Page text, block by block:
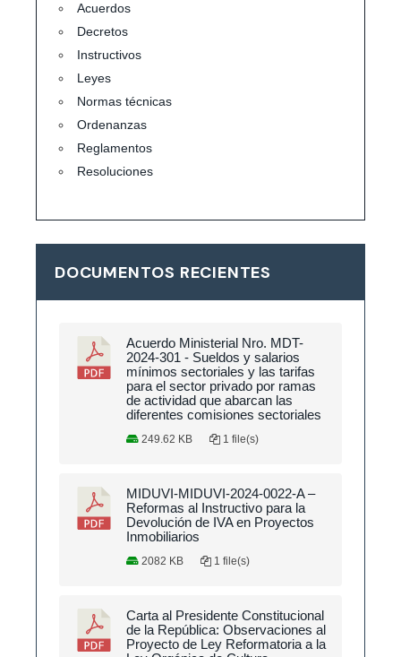
Acuerdos
Decretos
Instructivos
Leyes
Normas técnicas
Ordenanzas
Reglamentos
Resoluciones
DOCUMENTOS RECIENTES
Acuerdo Ministerial Nro. MDT-
2024-301 - Sueldos y salarios
mínimos sectoriales y las tarifas
para el sector privado por ramas
de actividad que abarcan las
diferentes comisiones sectoriales
249.62 KB 1 file(s)
MIDUVI-MIDUVI-2024-0022-A –
Reformas al Instructivo para la
Devolución de IVA en Proyectos
Inmobiliarios
2082 KB 1 file(s)
Carta al Presidente Constitucional
de la República: Observaciones al
Proyecto de Ley Reformatoria a la